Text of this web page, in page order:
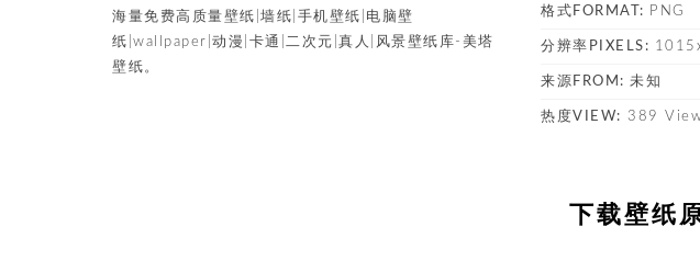
海量免费高质量壁纸|墙纸|手机壁纸|电脑壁
纸|wallpaper|动漫|卡通|二次元|真人|风景壁纸库-美塔
壁纸。
格式FORMAT: PNG
分辨率PIXELS:
来源FROM: 未知
热度VIEW: 389
下载壁纸